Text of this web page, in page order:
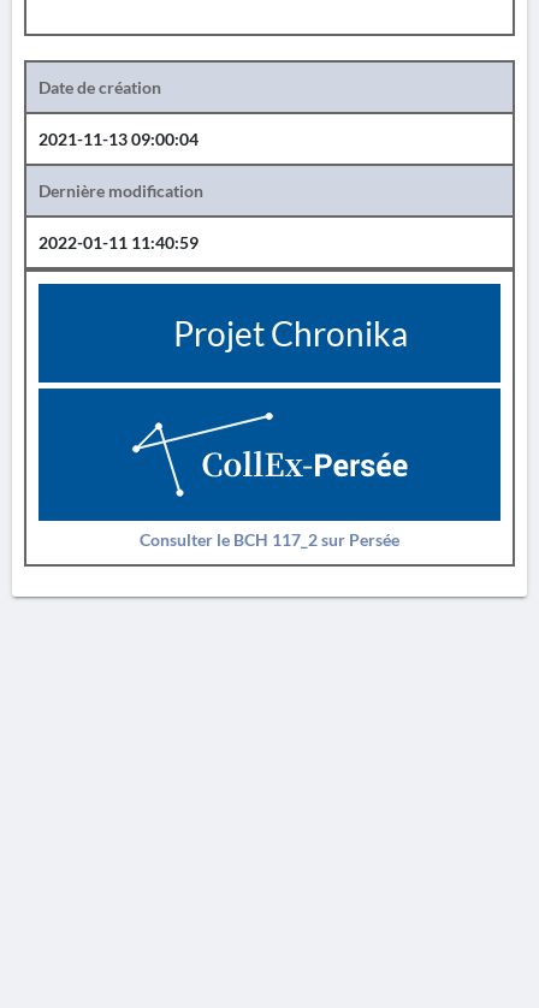
Date de création
2021-11-13 09:00:04
Dernière modification
2022-01-11 11:40:59
Projet Chronika
Consulter le BCH 117_2 sur Persée